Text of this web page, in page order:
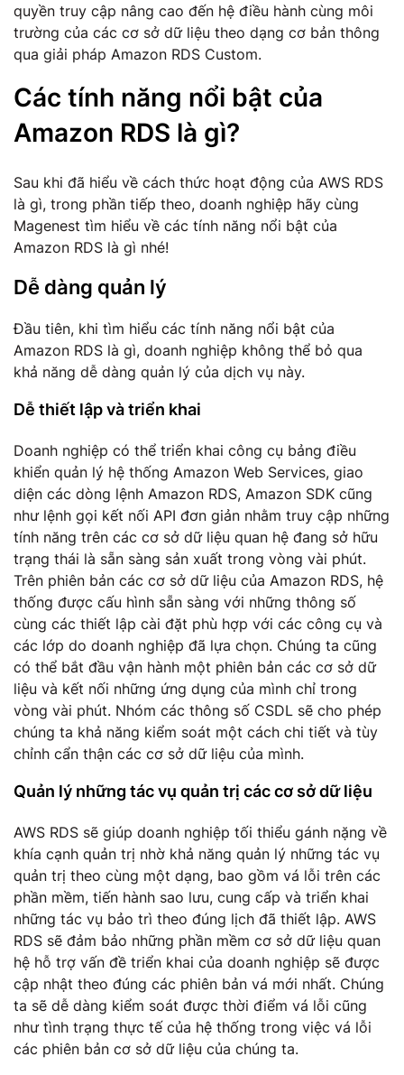
quyền truy cập nâng cao đến hệ điều hành cùng môi
trường của các cơ sở dữ liệu theo dạng cơ bản thông
qua giải pháp Amazon RDS Custom.
Các tính năng nổi bật của
Amazon RDS là gì?
Sau khi đã hiểu về cách thức hoạt động của AWS RDS
là gì, trong phần tiếp theo, doanh nghiệp hãy cùng
Magenest tìm hiểu về các tính năng nổi bật của
Amazon RDS là gì nhé!
Dễ dàng quản lý
Đầu tiên, khi tìm hiểu các tính năng nổi bật của
Amazon RDS là gì, doanh nghiệp không thể bỏ qua
khả năng dễ dàng quản lý của dịch vụ này.
Dễ thiết lập và triển khai
Doanh nghiệp có thể triển khai công cụ bảng điều
khiển quản lý hệ thống Amazon Web Services, giao
diện các dòng lệnh Amazon RDS, Amazon SDK cũng
như lệnh gọi kết nối API đơn giản nhằm truy cập những
tính năng trên các cơ sở dữ liệu quan hệ đang sở hữu
trạng thái là sẵn sàng sản xuất trong vòng vài phút.
Trên phiên bản các cơ sở dữ liệu của Amazon RDS, hệ
thống được cấu hình sẵn sàng với những thông số
cùng các thiết lập cài đặt phù hợp với các công cụ và
các lớp do doanh nghiệp đã lựa chọn. Chúng ta cũng
có thể bắt đầu vận hành một phiên bản các cơ sở dữ
liệu và kết nối những ứng dụng của mình chỉ trong
vòng vài phút. Nhóm các thông số CSDL sẽ cho phép
chúng ta khả năng kiểm soát một cách chi tiết và tùy
chỉnh cẩn thận các cơ sở dữ liệu của mình.
Quản lý những tác vụ quản trị các cơ sở dữ liệu
AWS RDS sẽ giúp doanh nghiệp tối thiểu gánh nặng về
khía cạnh quản trị nhờ khả năng quản lý những tác vụ
quản trị theo cùng một dạng, bao gồm vá lỗi trên các
phần mềm, tiến hành sao lưu, cung cấp và triển khai
những tác vụ bảo trì theo đúng lịch đã thiết lập. AWS
RDS sẽ đảm bảo những phần mềm cơ sở dữ liệu quan
hệ hỗ trợ vấn đề triển khai của doanh nghiệp sẽ được
cập nhật theo đúng các phiên bản vá mới nhất. Chúng
ta sẽ dễ dàng kiểm soát được thời điểm vá lỗi cũng
như tình trạng thực tế của hệ thống trong việc vá lỗi
các phiên bản cơ sở dữ liệu của chúng ta.